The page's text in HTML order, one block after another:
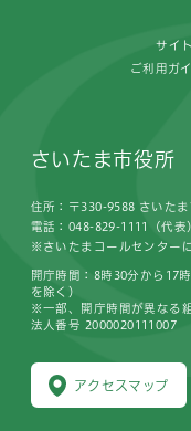
サイ
ご利用ガ
さいたま市役所
住所：〒330-9588 さいた
電話：048-829-1111（代表
※さいたまコールセンター
アクセスマップ
開庁時間：8時30分から17
を除く）
※一部、開庁時間が異なる
法人番号 2000020111007